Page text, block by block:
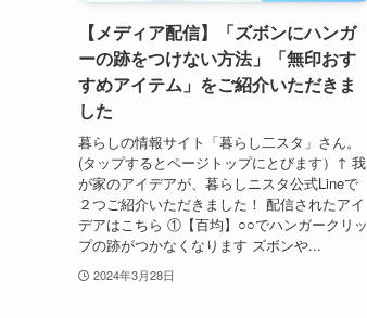
【メディア配信】「ズボンにハンガ
ーの跡をつけない方法」「無印おす
すめアイテム」をご紹介いただきま
した
暮らしの情報サイト「暮らし二スタ」さん。
(タップするとページトップにとびます）↑ 我
が家のアイデアが、暮らしニスタ公式Lineで
２つご紹介いただきました！ 配信されたアイ
デアはこちら ①【百均】○○でハンガークリッ
プの跡がつかなくなります ズボンや...
2024年3月28日